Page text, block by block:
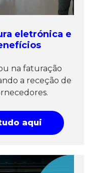
eletrónica e
na faturação
a receção de
aqui